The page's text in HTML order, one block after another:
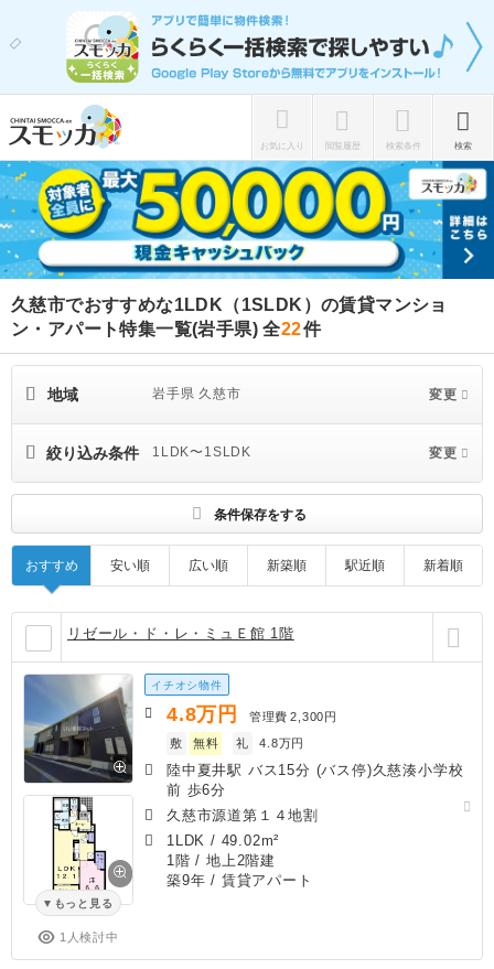
お気に入り 閲覧履歴 検索条件 検索
久慈市でおすすめな1LDK（1SLDK）の賃貸マンショ
ン・アパート特集一覧(岩手県)全22件
地域 岩手県 久慈市 変更
絞り込み条件 1LDK〜1SLDK 変更
条件保存をする
おすすめ 安い順 広い順 新築順 駅近順 新着順
リゼール・ド・レ・ミュＥ館 1階
もっと見る
1人検討中
イチオシ物件
4.8万円 管理費 2,300円
敷
無料 礼 4.8万円
陸中夏井駅 バス15分 (バス停)久慈湊小学校
前 歩6分
久慈市源道第１４地割
1LDK / 49.02m²
1階 / 地上2階建
築9年 / 賃貸アパート